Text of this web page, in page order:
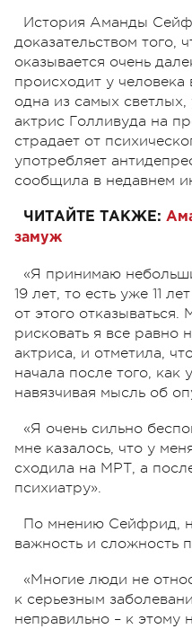
История Аманды
доказательством того,
оказывается очень
происходит у человека
одна из самых
актрис Голливуда на
страдает от
употребляет
сообщила в недавнем
ЧИТАЙТЕ ТАКЖЕ:
замуж
«Я принимаю
19 лет, то есть уже 11
от этого
рисковать я все равно
актриса, и отметила,
начала после того, как
навязчивая мысль об
«Я очень сильно
мне казалось, что у
сходила на МРТ, а
психиатру».
По мнению Сейфрид,
важность и сложность
«Многие люди не
к серьезным
неправильно – к этому